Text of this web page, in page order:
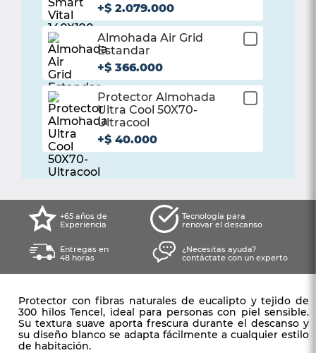
+$ 2.079.000
éxito este producto
Almohada Air Grid
Estandar
+$ 366.000
¡Listo!
éxito este producto
Protector Almohada
Ultra Cool 50X70-
Ultracool
+$ 40.000
¡Listo!
Haz agregado con
+65 años de
Experiencia
Entregas en
48 horas
Tecnología para
renovar el descanso
¿Necesitas ayuda?
contáctate con un experto
Protector con fibras naturales de eucalipto y tejido de
300 hilos Tencel, ideal para personas con piel sensible.
Su textura suave aporta frescura durante el descanso y
su diseño blanco se adapta fácilmente a cualquier estilo
de habitación.